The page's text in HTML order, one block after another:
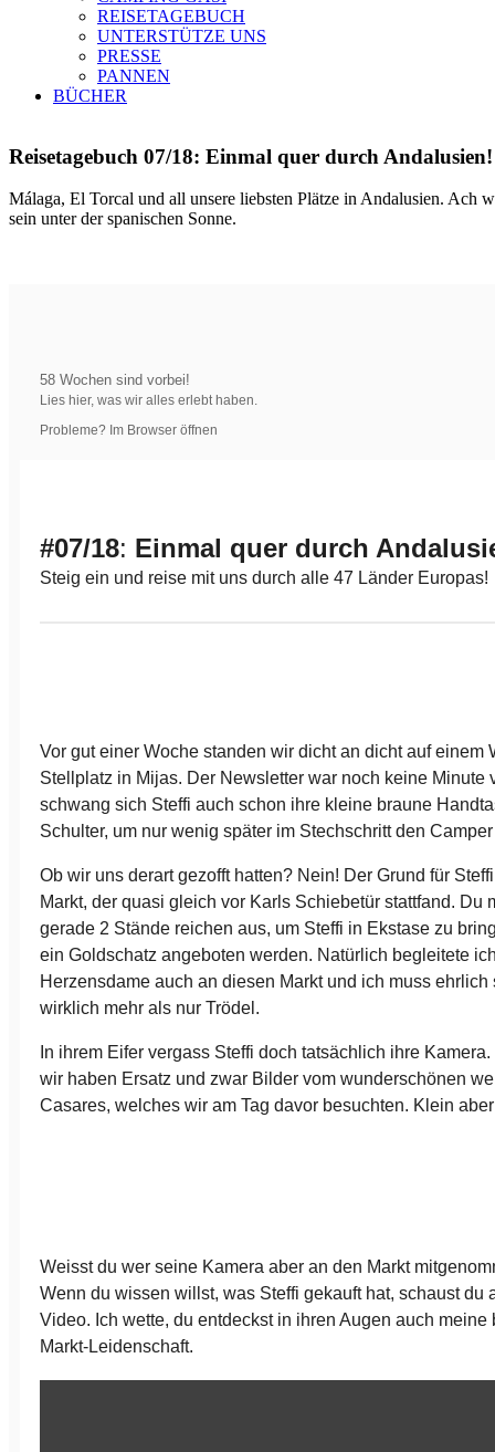
REISETAGEBUCH
UNTERSTÜTZE UNS
PRESSE
PANNEN
BÜCHER
Reisetagebuch 07/18: Einmal quer durch Andalusien!
Málaga, El Torcal und all unsere liebsten Plätze in Andalusien. Ach
sein unter der spanischen Sonne.
58 Wochen sind vorbei!
Lies hier, was wir alles erlebt haben.
Probleme? Im Browser öffnen
#07/18: Einmal quer durch
Steig ein und reise mit uns durch alle 47 Länder Europas!
Vor gut einer Woche standen wir dicht an dicht auf einem
Stellplatz in Mijas. Der Newsletter war noch keine Minute
schwang sich Steffi auch schon ihre kleine braune
Schulter, um nur wenig später im Stechschritt den
Ob wir uns derart gezofft hatten? Nein! Der Grund für
Markt, der quasi gleich vor Karls Schiebetür stattfand. Du
gerade 2 Stände reichen aus, um Steffi in Ekstase zu
ein Goldschatz angeboten werden. Natürlich begleitete
Herzensdame auch an diesen Markt und ich muss ehrlich
wirklich mehr als nur Trödel.
In ihrem Eifer vergass Steffi doch tatsächlich ihre
wir haben Ersatz und zwar Bilder vom wunderschönen
Casares, welches wir am Tag davor besuchten. Klein
Weisst du wer seine Kamera aber an den Markt
Wenn du wissen willst, was Steffi gekauft hat, schaust du
Video. Ich wette, du entdeckst in ihren Augen auch meine
Markt-Leidenschaft.